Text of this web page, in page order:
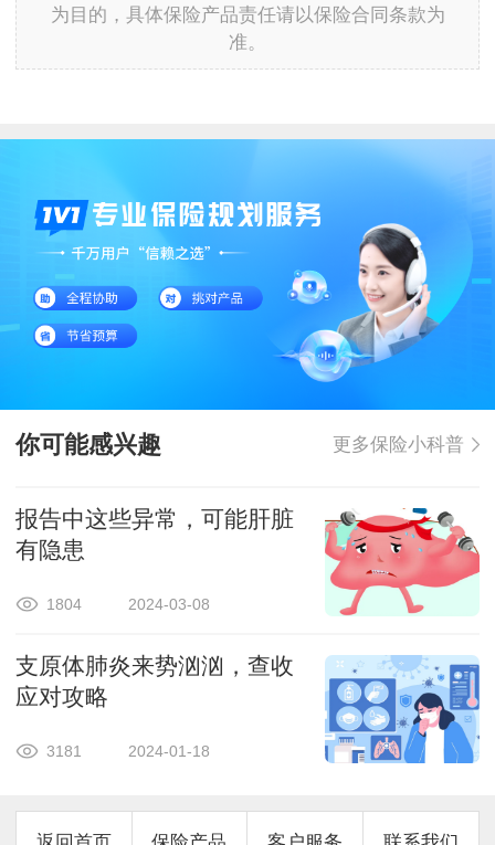
为目的，具体保险产品责任请以保险合同条款为
准。
你可能感兴趣 更多保险小科普
报告中这些异常，可能肝脏
有隐患
1804 2024-03-08
支原体肺炎来势汹汹，查收
应对攻略
3181 2024-01-18